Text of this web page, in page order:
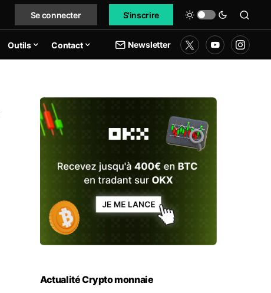
Se connecter S'inscrire
Outils Contact Newsletter
Actualité Crypto monnaie